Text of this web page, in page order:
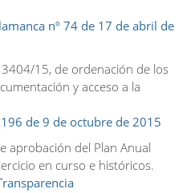
nº 74 de 17 de abril de
15, de ordenación de los
y acceso a la
de 9 de octubre de 2015
aprobación del Plan Anual
en curso e históricos.